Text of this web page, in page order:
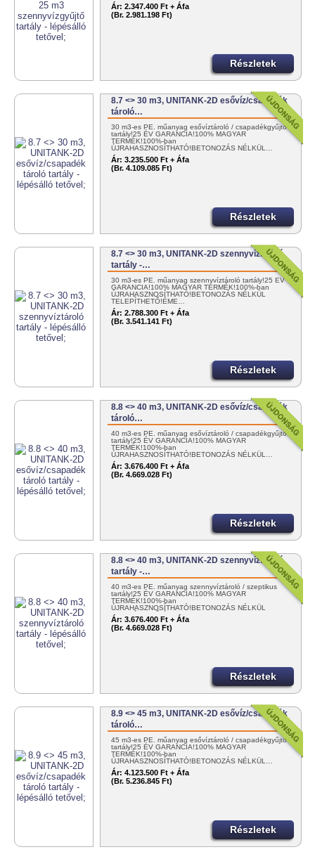
Ár: 2.347.400 Ft + Áfa
(Br. 2.981.198 Ft)
Részletek
8.7 <> 30 m3, UNITANK-2D esővíz/csapadék
tároló…
30 m3-es PE. műanyag esővíztároló / csapadékgyűjtő
tartály!25 ÉV GARANCIA!100% MAGYAR
TERMÉK!100%-ban
ÚJRAHASZNOSÍTHATÓ!BETONOZÁS NÉLKÜL…
Ár: 3.235.500 Ft + Áfa
(Br. 4.109.085 Ft)
Részletek
8.7 <> 30 m3, UNITANK-2D szennyvíztároló
tartály -…
30 m3-es PE. műanyag szennyvíztároló tartály!25 ÉV
GARANCIA!100% MAGYAR TERMÉK!100%-ban
ÚJRAHASZNOSÍTHATÓ!BETONOZÁS NÉLKÜL
TELEPÍTHETŐ!ÉME…
Ár: 2.788.300 Ft + Áfa
(Br. 3.541.141 Ft)
Részletek
8.8 <> 40 m3, UNITANK-2D esővíz/csapadék
tároló…
40 m3-es PE. műanyag esővíztároló / csapadékgyűjtő
tartály!25 ÉV GARANCIA!100% MAGYAR
TERMÉK!100%-ban
ÚJRAHASZNOSÍTHATÓ!BETONOZÁS NÉLKÜL…
Ár: 3.676.400 Ft + Áfa
(Br. 4.669.028 Ft)
Részletek
8.8 <> 40 m3, UNITANK-2D szennyvíztároló
tartály -…
40 m3-es PE. műanyag szennyvíztároló / szeptikus
tartály!25 ÉV GARANCIA!100% MAGYAR
TERMÉK!100%-ban
ÚJRAHASZNOSÍTHATÓ!BETONOZÁS NÉLKÜL
TELEPÍTHETŐ!ÉME…
Ár: 3.676.400 Ft + Áfa
(Br. 4.669.028 Ft)
Részletek
8.9 <> 45 m3, UNITANK-2D esővíz/csapadék
tároló…
45 m3-es PE. műanyag esővíztároló / csapadékgyűjtő
tartály!25 ÉV GARANCIA!100% MAGYAR
TERMÉK!100%-ban
ÚJRAHASZNOSÍTHATÓ!BETONOZÁS NÉLKÜL…
Ár: 4.123.500 Ft + Áfa
(Br. 5.236.845 Ft)
Részletek